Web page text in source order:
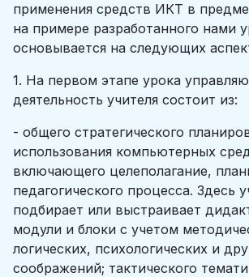
применения средств ИКТ в
на примере разработанного нами
основывается на следующих
1. На первом этапе урока
деятельность учителя состоит из:
- общего стратегического
использования компьютерных
включающего целеполагание,
педагогического процесса. Здесь
подбирает или выстраивает
модули и блоки с учетом
логических, психологических и
соображений; тактического